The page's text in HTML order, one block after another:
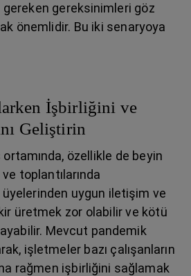
gereken gereksinimleri göz
önemlidir. Bu iki senaryoya
İşbirliğini ve
Geliştirin
özellikle de beyin
ve toplantılarında
uygun iletişim ve
üretmek zor olabilir ve kötü
Mevcut pandemik
işletmeler bazı çalışanların
rağmen işbirliğini sağlamak